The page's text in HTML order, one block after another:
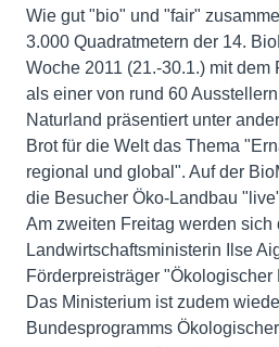
Wie gut "bio" und "fair"
3.000 Quadratmetern der 14.
Woche 2011 (21.-30.1.) mit dem
als einer von rund 60
Naturland präsentiert unter
Brot für die Welt das Thema
regional und global". Auf der
die Besucher Öko-Landbau
Am zweiten Freitag werden sich
Landwirtschaftsministerin Ilse
Förderpreisträger
Das Ministerium ist zudem
Bundesprogramms